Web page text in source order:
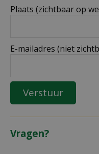
Plaats (zichtbaar op
E-mailadres (niet
Vragen?